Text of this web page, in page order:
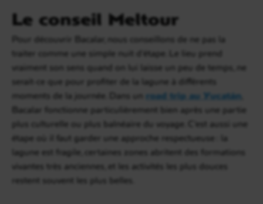
Le conseil Meltour
Pour découvrir Bacalar, nous conseillons de ne pas la
traiter comme une simple nuit d’étape. Le lieu prend
vraiment son sens quand on lui laisse un peu de temps, ne
serait-ce que pour profiter de la lagune à différents
moments de la journée. Dans un road trip au Yucatán
Bacalar fonctionne particulièrement bien après une partie
plus culturelle ou plus balnéaire du voyage. C’est aussi une
étape où il faut garder une approche respectueuse : la
lagune est fragile, certaines zones abritent des formations
vivantes très anciennes, et les activités les plus douces
restent souvent les plus belles.